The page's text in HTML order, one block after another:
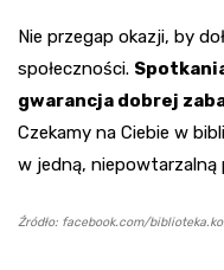
Nie przegap okazji, by
społeczności.
gwarancja dobrej
Czekamy na Ciebie w
w jedną, niepowtarzalną
Źródło: facebook.com/